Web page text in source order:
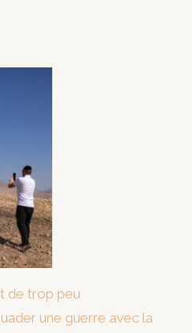
de trop peu
une guerre avec la